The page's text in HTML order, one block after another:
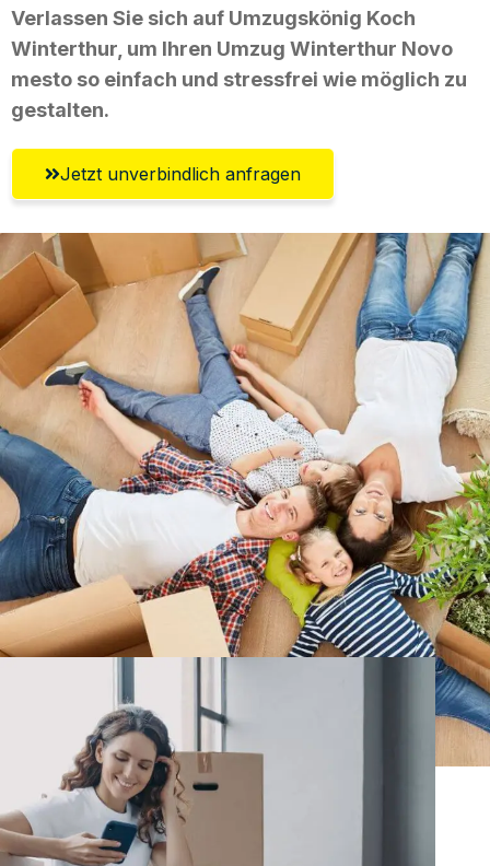
Verlassen Sie sich auf Umzugskönig Koch
Winterthur, um Ihren Umzug Winterthur Novo
mesto so einfach und stressfrei wie möglich zu
gestalten.
Jetzt unverbindlich anfragen